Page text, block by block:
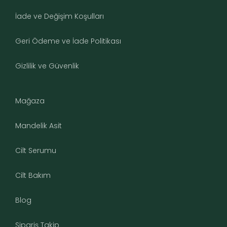
İade ve Değişim Koşulları
Geri Ödeme ve İade Politikası
Gizlilik ve Güvenlik
Mağaza
Mandelik Asit
Cilt Serumu
Cilt Bakım
Blog
Sipariş Takip